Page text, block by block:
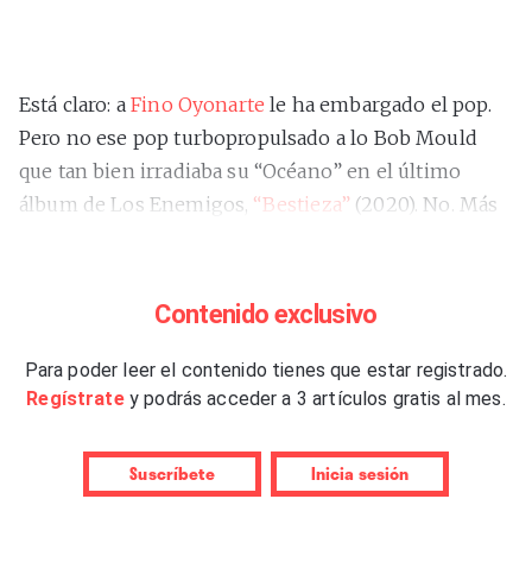
Está claro: aFino Oyonarte le ha embargado el pop.
Pero no ese pop turbopropulsado a lo Bob Mould
que tan bien irradiaba su “Océano” en el último
álbum de Los Enemigos, “Bestieza” (2020). No. Más
acólitos mundiales delsunshine popcaliforniano.
Señor Mostaza. El de los ritmos gráciles, los pianos
saltarines, las armonías vocales de encaje de bolillos
iluminan aquí la inaugural
“A tu lado”. Un continente
que cobra plena concordancia con el contenido,
Contenido exclusivo
Para poder leer el contenido tienes que estar registrado.
Regístrate y podrás acceder a 3 artículos gratis al mes.
Suscríbete Inicia sesión